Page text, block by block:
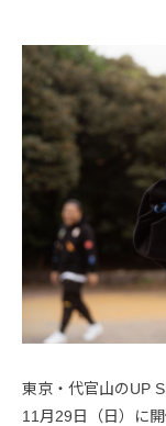
東京・代官山のUP
11月29日（日）に